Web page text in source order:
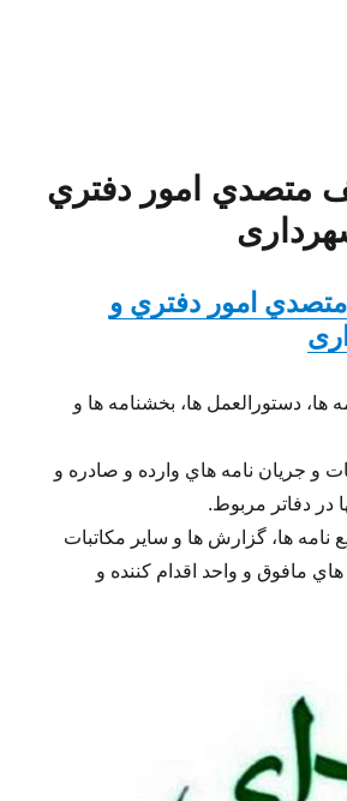
متصدي امور دفتري
امور دفتري و
ها، دستورالعمل ها، بخشنامه ها و
جريان نامه هاي وارده و صادره و
در دفاتر مربوط.
نامه ها، گزارش ها و ساير مكاتبات
مافوق و واحد اقدام كننده و